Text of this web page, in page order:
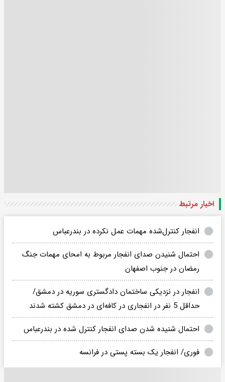
اخبار مرتبط
انفجار کنترل‌شده مهمات عمل نکرده در بندرعباس
احتمال شنیدن صدای انفجار مربوط به امحای مهمات جنگ
رمضان در جنوب اصفهان
انفجار در نزدیکی ساختمان دادگستری سوریه در دمشق/
حداقل 5 نفر در انفجاری در کافه‌ای در دمشق کشته شدند
احتمال شنیده شدن صدای انفجار کنترل شده در بندرعباس
فوری/ انفجار یک بسته پستی در فرانسه